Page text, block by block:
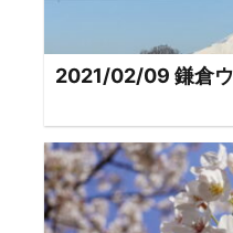
2021/02/09 鎌倉